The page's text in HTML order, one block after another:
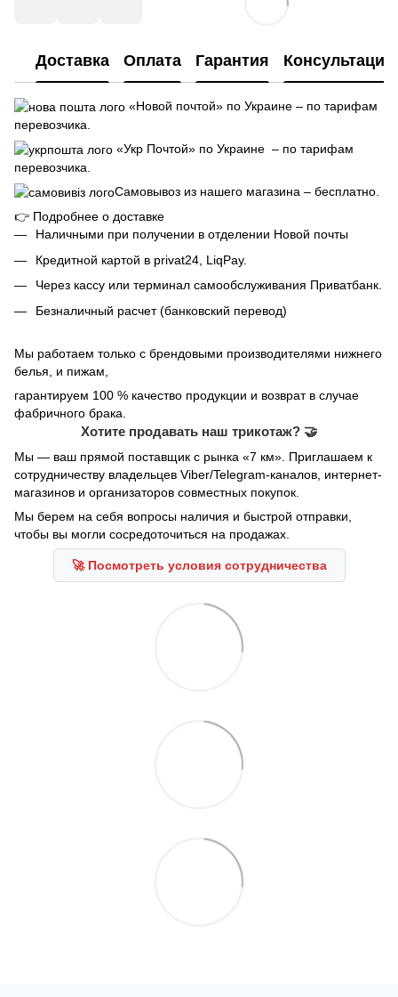
Доставка Оплата Гарантия Консультация
«Новой почтой» по Украине – по тарифам
перевозчика.
«Укр Почтой» по Украине – по тарифам
перевозчика.
Самовывоз из нашего магазина – бесплатно.
👉 Подробнее о доставке
Наличными при получении в отделении Новой почты
Кредитной картой в privat24, LiqPay.
Через кассу или терминал самообслуживания Приватбанк.
Безналичный расчет (банковский перевод)
Мы работаем только с брендовыми производителями нижнего
белья, и пижам,
гарантируем 100 % качество продукции и возврат в случае
фабричного брака.
Хотите продавать наш трикотаж? 🤝
Мы — ваш прямой поставщик с рынка «7 км». Приглашаем к
сотрудничеству владельцев Viber/Telegram-каналов, интернет-
магазинов и организаторов совместных покупок.
Мы берем на себя вопросы наличия и быстрой отправки,
чтобы вы могли сосредоточиться на продажах.
🚀 Посмотреть условия сотрудничества